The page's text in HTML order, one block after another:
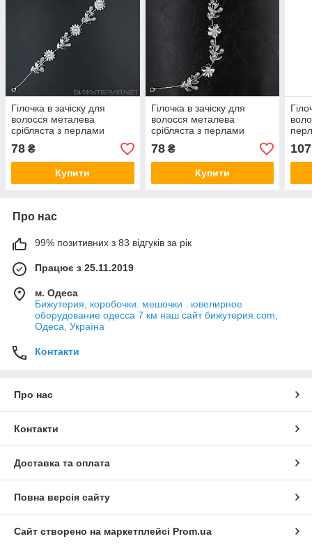
Гілочка в зачіску для
волосся металева
срібляста з перлами
ромашка пелюстки 28 см
із двома неведимками
78 ₴
Купити
Гілочка в зачіску для
волосся металева
срібляста з перлами
квіточки пелюстки 28 см із
двома невидимостями
78₴
Купити
107
Про нас
99% позитивних з 83 відгуків за рік
Працює з 25.11.2019
м. Одеса
Бижутерия, коробочки. мешочки . ювелирное
оборудование одесса 7 км наш сайт бижутерия.com,
Одеса, Україна
Контакти
Про нас
Контакти
Доставка та оплата
Повна версія сайту
Сайт створено на маркетплейсі Prom.ua